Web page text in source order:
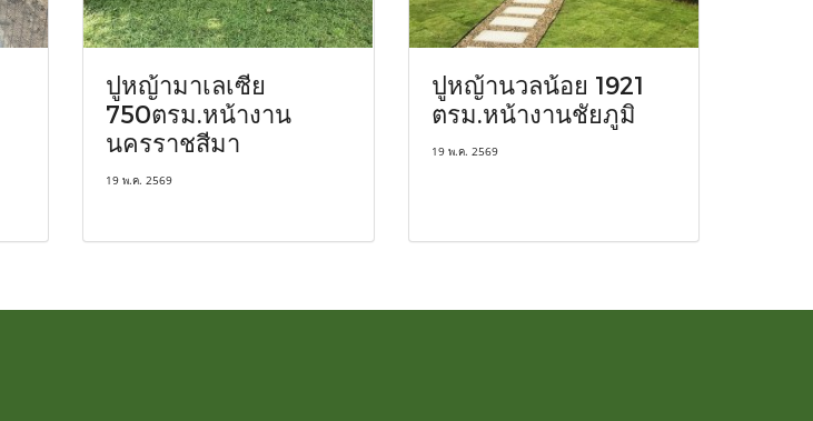
ปูหญ้ามาเลเซีย
750ตรม.หน้างาน
นครราชสีมา
19 พ.ค. 2569
ปูหญ้านวลน้อย 1921
ตรม.หน้างานชัยภูมิ
19 พ.ค. 2569